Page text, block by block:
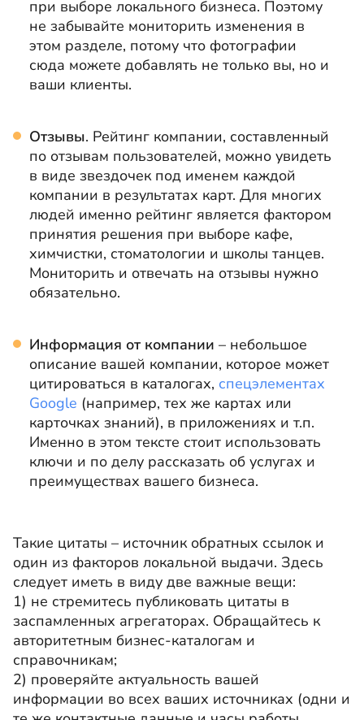
при выборе локального бизнеса. Поэтому
не забывайте мониторить изменения в
этом разделе, потому что фотографии
сюда можете добавлять не только вы, но и
ваши клиенты.
Отзывы. Рейтинг компании, составленный
по отзывам пользователей, можно увидеть
в виде звездочек под именем каждой
компании в результатах карт. Для многих
людей именно рейтинг является фактором
принятия решения при выборе кафе,
химчистки, стоматологии и школы танцев.
Мониторить и отвечать на отзывы нужно
обязательно.
Информация от компании – небольшое
описание вашей компании, которое может
цитироваться в каталогах, спецэлементах
Google (например, тех же картах или
карточках знаний), в приложениях и т.п.
Именно в этом тексте стоит использовать
ключи и по делу рассказать об услугах и
преимуществах вашего бизнеса.
Такие цитаты – источник обратных ссылок и
один из факторов локальной выдачи. Здесь
следует иметь в виду две важные вещи:
1) не стремитесь публиковать цитаты в
заспамленных агрегаторах. Обращайтесь к
авторитетным бизнес-каталогам и
справочникам;
2) проверяйте актуальность вашей
информации во всех ваших источниках (одни и